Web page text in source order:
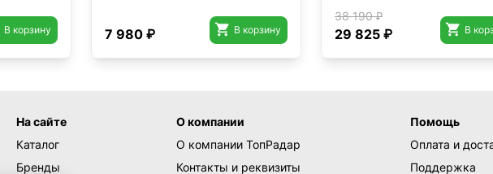
В корзину 7 980 ₽  В корзину
38 190 ₽
29 825 ₽  В
На сайте
Каталог
Бренды
О компании
О компании ТопРадар
Контакты и реквизиты
Помощь
Оплата и
Поддержка